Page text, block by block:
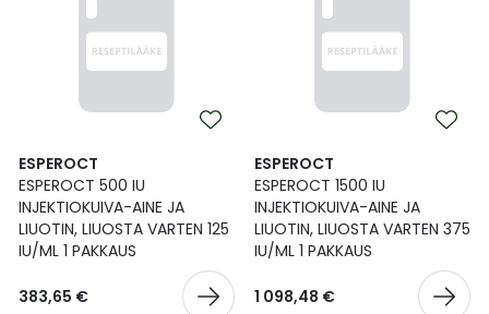
ESPEROCT
ESPEROCT 500 IU
INJEKTIOKUIVA-AINE JA
LIUOTIN, LIUOSTA VARTEN 125
IU/ML 1 PAKKAUS
383,65 €
ESPEROCT
ESPEROCT 1500 IU
INJEKTIOKUIVA-AINE JA
LIUOTIN, LIUOSTA VARTEN 375
IU/ML 1 PAKKAUS
1 098,48 €